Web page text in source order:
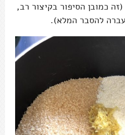
כמובן הסיפור בקיצור רב,
להסבר המלא).